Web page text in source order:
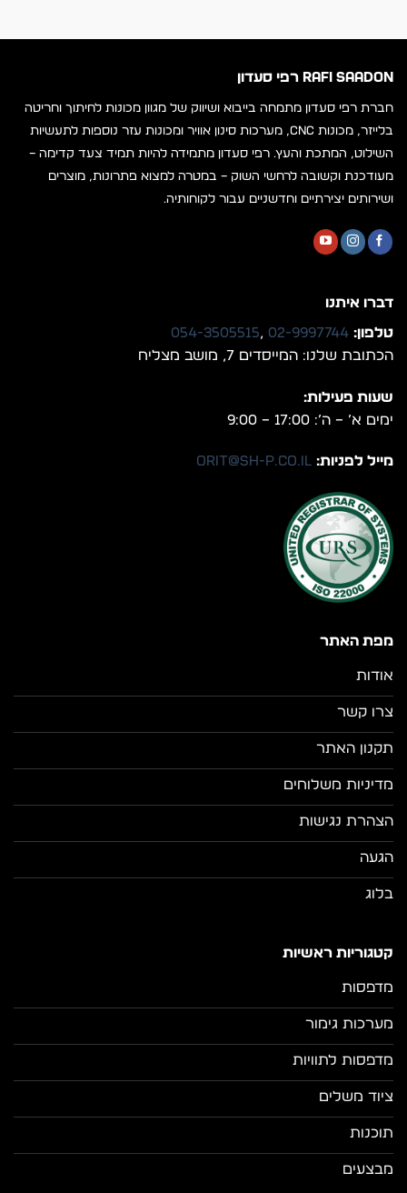
RAFI SAADON רפי סעדון
חברת רפי סעדון מתמחה בייבוא ושיווק של מגוון מכונות לחיתוך וחריטה
בלייזר, מכונות CNC, מערכות סינון אוויר ומכונות עזר נוספות לתעשיות
השילוט, המתכת והעץ. רפי סעדון מתמידה להיות תמיד צעד קדימה –
מעודכנת וקשובה לרחשי השוק – במטרה למצוא פתרונות, מוצרים
ושירותים יצירתיים וחדשניים עבור לקוחותיה.
מפת האתר
אודות
צרו קשר
תקנון האתר
מדיניות משלוחים
הצהרת נגישות
הגעה
בלוג
קטגוריות ראשיות
מדפסות
מערכות גימור
מדפסות לתוויות
ציוד משלים
תוכנות
מבצעים
דברו איתנו
טלפון: 02-9997744
,
054-3505515
הכתובת שלנו: המייסדים 7, מושב מצליח
שעות פעילות:
ימים א’ – ה’: 17:00 – 9:00
מייל לפניות: orit@sh-p.co.il